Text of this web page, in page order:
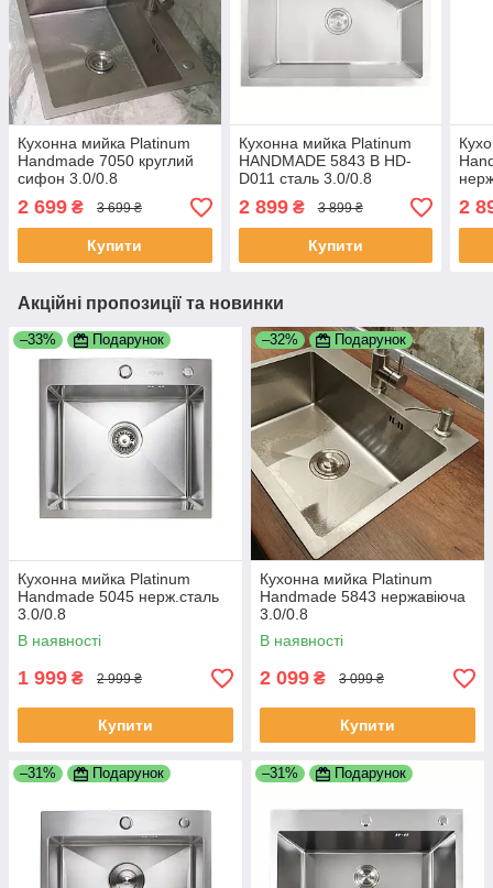
Кухонна мийка Platinum
Handmade 7050 круглий
сифон 3.0/0.8
2 699 ₴ 3 699 ₴
Купити
Кухонна мийка Platinum
HANDMADE 5843 B HD-
D011 сталь 3.0/0.8
2 899₴ 3 899 ₴
Купити
2
Акційні пропозиції та новинки
–33% Подарунок
Кухонна мийка Platinum
Handmade 5045 нерж.сталь
3.0/0.8
В наявності
1 999 ₴ 2 999 ₴
Купити
–32% Подарунок
Кухонна мийка Platinum
Handmade 5843 нержавіюча
3.0/0.8
В наявності
2 099 ₴ 3 099 ₴
Купити
–31% Подарунок –31% Подарунок